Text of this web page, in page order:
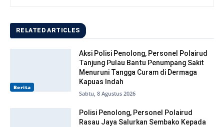
RELATED ARTICLES
Berita
Aksi Polisi Penolong, Personel Polairud
Tanjung Pulau Bantu Penumpang Sakit
Menuruni Tangga Curam di Dermaga
Kapuas Indah
Sabtu, 8 Agustus 2026
Polisi Penolong, Personel Polairud
Rasau Jaya Salurkan Sembako Kepada